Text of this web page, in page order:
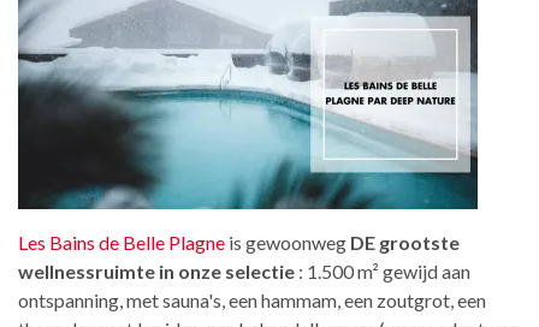
Les Bains de Belle Plagne is gewoonweg DE grootste
wellnessruimte in onze selectie : 1.500 m² gewijd aan
ontspanning, met sauna's, een hammam, een zoutgrot, een